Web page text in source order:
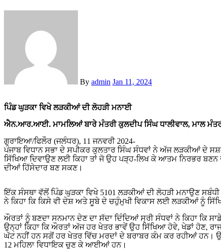
By admin Jan 11, 2024
ਪਿੰਡ ਘੁੜਕਾ ਵਿਖੇ ਲੜਕੀਆਂ ਦੀ ਲੋਹੜੀ ਮਨਾਈ
ਐਨ.ਆਰ.ਆਈ. ਮਾਮਲਿਆਂ ਬਾਰੇ ਮੰਤਰੀ ਕੁਲਦੀਪ ਸਿੰਘ ਧਾਲੀਵਾਲ, ਮਾਲ
ਗੁਰਾਇਆ/ਫਿਲੌਰ (ਜਲੰਧਰ), 11 ਜਨਵਰੀ 2024-
ਪੰਜਾਬ ਵਿਧਾਨ ਸਭਾ ਦੇ ਸਪੀਕਰ ਕੁਲਤਾਰ ਸਿੰਘ ਸੰਧਵਾਂ ਨੇ ਅੱਜ ਲੜਕੀਆਂ ਦੇ
ਸਿੱਖਿਆ ਦਿਵਾਉਣ ਲਈ ਕਿਹਾ ਤਾਂ ਜੋ ਉਹ ਪੜ੍ਹ-ਲਿਖ ਕੇ ਆਤਮ ਨਿਰਭਰ ਬਣਨ
ਦੀਆਂ ਹਿੱਸੇਦਾਰ ਬਣ ਸਕਣ।
ਇੱਕ ਸੰਸਥਾ ਵੱਲੋਂ ਪਿੰਡ ਘੁੜਕਾ ਵਿਖੇ 5101 ਲੜਕੀਆਂ ਦੀ ਲੋਹੜੀ ਮਨਾਉਣ
ਨੇ ਕਿਹਾ ਕਿ ਕਿਸੇ ਵੀ ਦੇਸ਼ ਅਤੇ ਸੂਬੇ ਦੇ ਚਹੁੰਮੁਖੀ ਵਿਕਾਸ ਲਈ ਲੜਕੀਆਂ ਨੂੰ
ਔਰਤਾਂ ਨੂੰ ਬਣਦਾ ਸਨਮਾਨ ਦੇਣ ਦਾ ਸੱਦਾ ਦਿੰਦਿਆਂ ਸ੍ਰੀ ਸੰਧਵਾਂ ਨੇ ਕਿਹਾ ਕਿ
ਉਨ੍ਹਾਂ ਕਿਹਾ ਕਿ ਔਰਤਾਂ ਅੱਜ ਹਰ ਖੇਤਰ ਭਾਵੇਂ ਉਹ ਸਿੱਖਿਆ ਹੋਵੇ, ਖੇਡਾਂ ਹੋਣ,
ਘੱਟ ਨਹੀਂ ਹਨ ਸਗੋਂ ਹਰ ਖੇਤਰ ਵਿੱਚ ਮਰਦਾਂ ਦੇ ਬਰਾਬਰ ਕੰਮ ਕਰ ਰਹੀਆਂ ਹਨ।
12 ਮਹਿਲਾ ਵਿਧਾਇਕ ਚੁਣ ਕੇ ਆਈਆਂ ਹਨ।